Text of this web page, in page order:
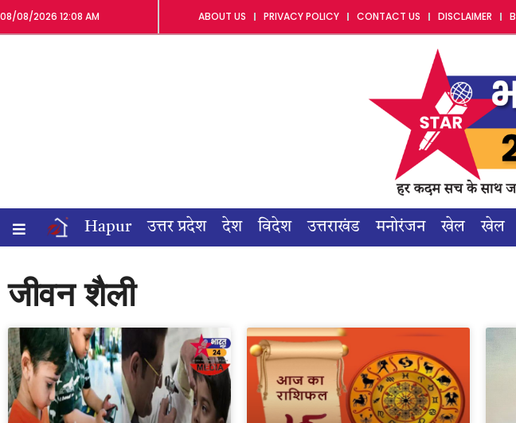
08/08/2026 12:08 AM ABOUT US PRIVACY POLICY CONTACT US DISCLAIMER
Hapur उत्तर प्रदेश देश विदेश उत्तराखंड मनोरंजन खेल खेल
जीवन शैली